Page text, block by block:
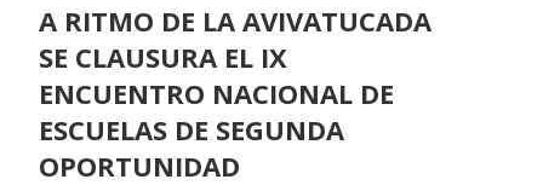
A RITMO DE LA AVIVATUCADA
SE CLAUSURA EL IX
ENCUENTRO NACIONAL DE
ESCUELAS DE SEGUNDA
OPORTUNIDAD